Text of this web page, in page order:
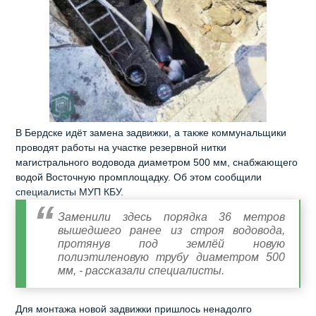
В Бердске идёт замена задвижки, а также коммунальщики
проводят работы на участке резервной нитки
магистрального водовода диаметром 500 мм, снабжающего
водой Восточную промплощадку. Об этом сообщили
специалисты МУП КБУ.
Заменили здесь порядка 36 метров
вышедшего ранее из строя водовода,
протянув под землёй новую
полиэтиленовую трубу диаметром 500
мм, - рассказали специалисты.
Для монтажа новой задвижки пришлось ненадолго